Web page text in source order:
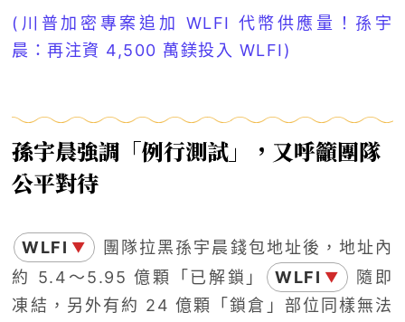
(川普加密專案追加 WLFI 代幣供應量！孫宇
晨：再注資 4,500 萬鎂投入 WLFI)
孫宇晨強調「例行測試」，又呼籲團隊
公平對待
WLFI ▼
團隊拉黑孫宇晨錢包地址後，地址內
約 5.4～5.95 億顆「已解鎖」
WLFI ▼
隨即
凍結，另外有約 24 億顆「鎖倉」部位同樣無法